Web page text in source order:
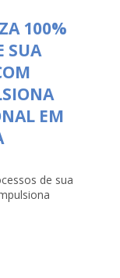
100%
SUA
EM
de sua